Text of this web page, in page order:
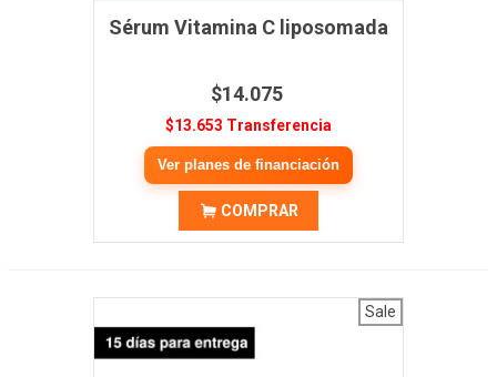
Sérum Vitamina C liposomada
$14.075
$13.653 Transferencia
Ver planes de financiación
COMPRAR
Sale